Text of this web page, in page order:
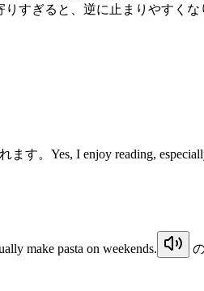
すぎると、逆に止まりやすくな
ます。 Yes, I enjoy reading,
make pasta on weekends.